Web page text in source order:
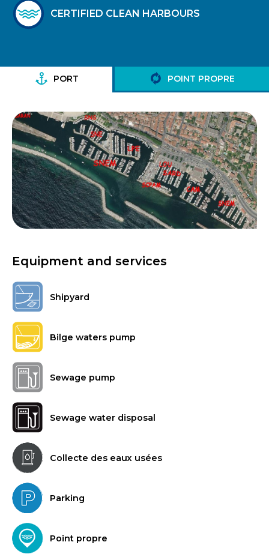
CERTIFIED CLEAN HARBOURS
PORT POINT PROPRE
Equipment and services
Shipyard
Bilge waters pump
Sewage pump
Sewage water disposal
Collecte des eaux usées
Parking
Point propre